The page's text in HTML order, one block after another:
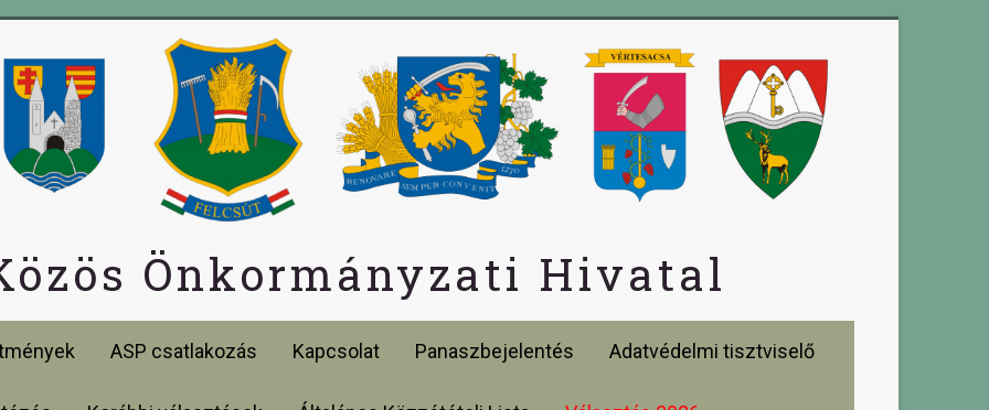
Önkormányzati Hivatal
ASP csatlakozás Kapcsolat Panaszbejelentés Adatvédelmi tisztviselő